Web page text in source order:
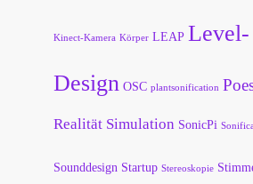
Kinect-Kamera Körper LEAP Level-
Design OSC plantsonification
Realität Simulation SonicPi
Sounddesign Startup Stereoskopie